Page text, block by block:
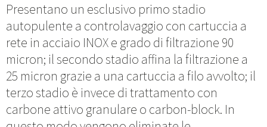
Presentano un esclusivo primo stadio
autopulente a controlavaggio con cartuccia a
rete in acciaio INOX e grado di filtrazione 90
micron; il secondo stadio affina la filtrazione a
25 micron grazie a una cartuccia a filo avvolto; il
terzo stadio è invece di trattamento con
carbone attivo granulare o carbon-block. In